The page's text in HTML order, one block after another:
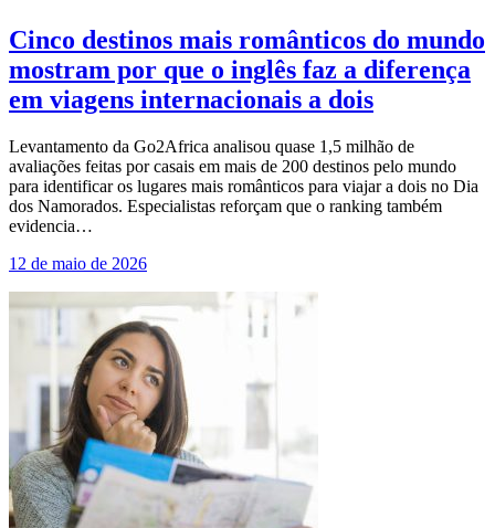
Cinco destinos mais românticos do mundo
mostram por que o inglês faz a diferença
em viagens internacionais a dois
Levantamento da Go2Africa analisou quase 1,5 milhão de
avaliações feitas por casais em mais de 200 destinos pelo mundo
para identificar os lugares mais românticos para viajar a dois no Dia
dos Namorados. Especialistas reforçam que o ranking também
evidencia…
12 de maio de 2026